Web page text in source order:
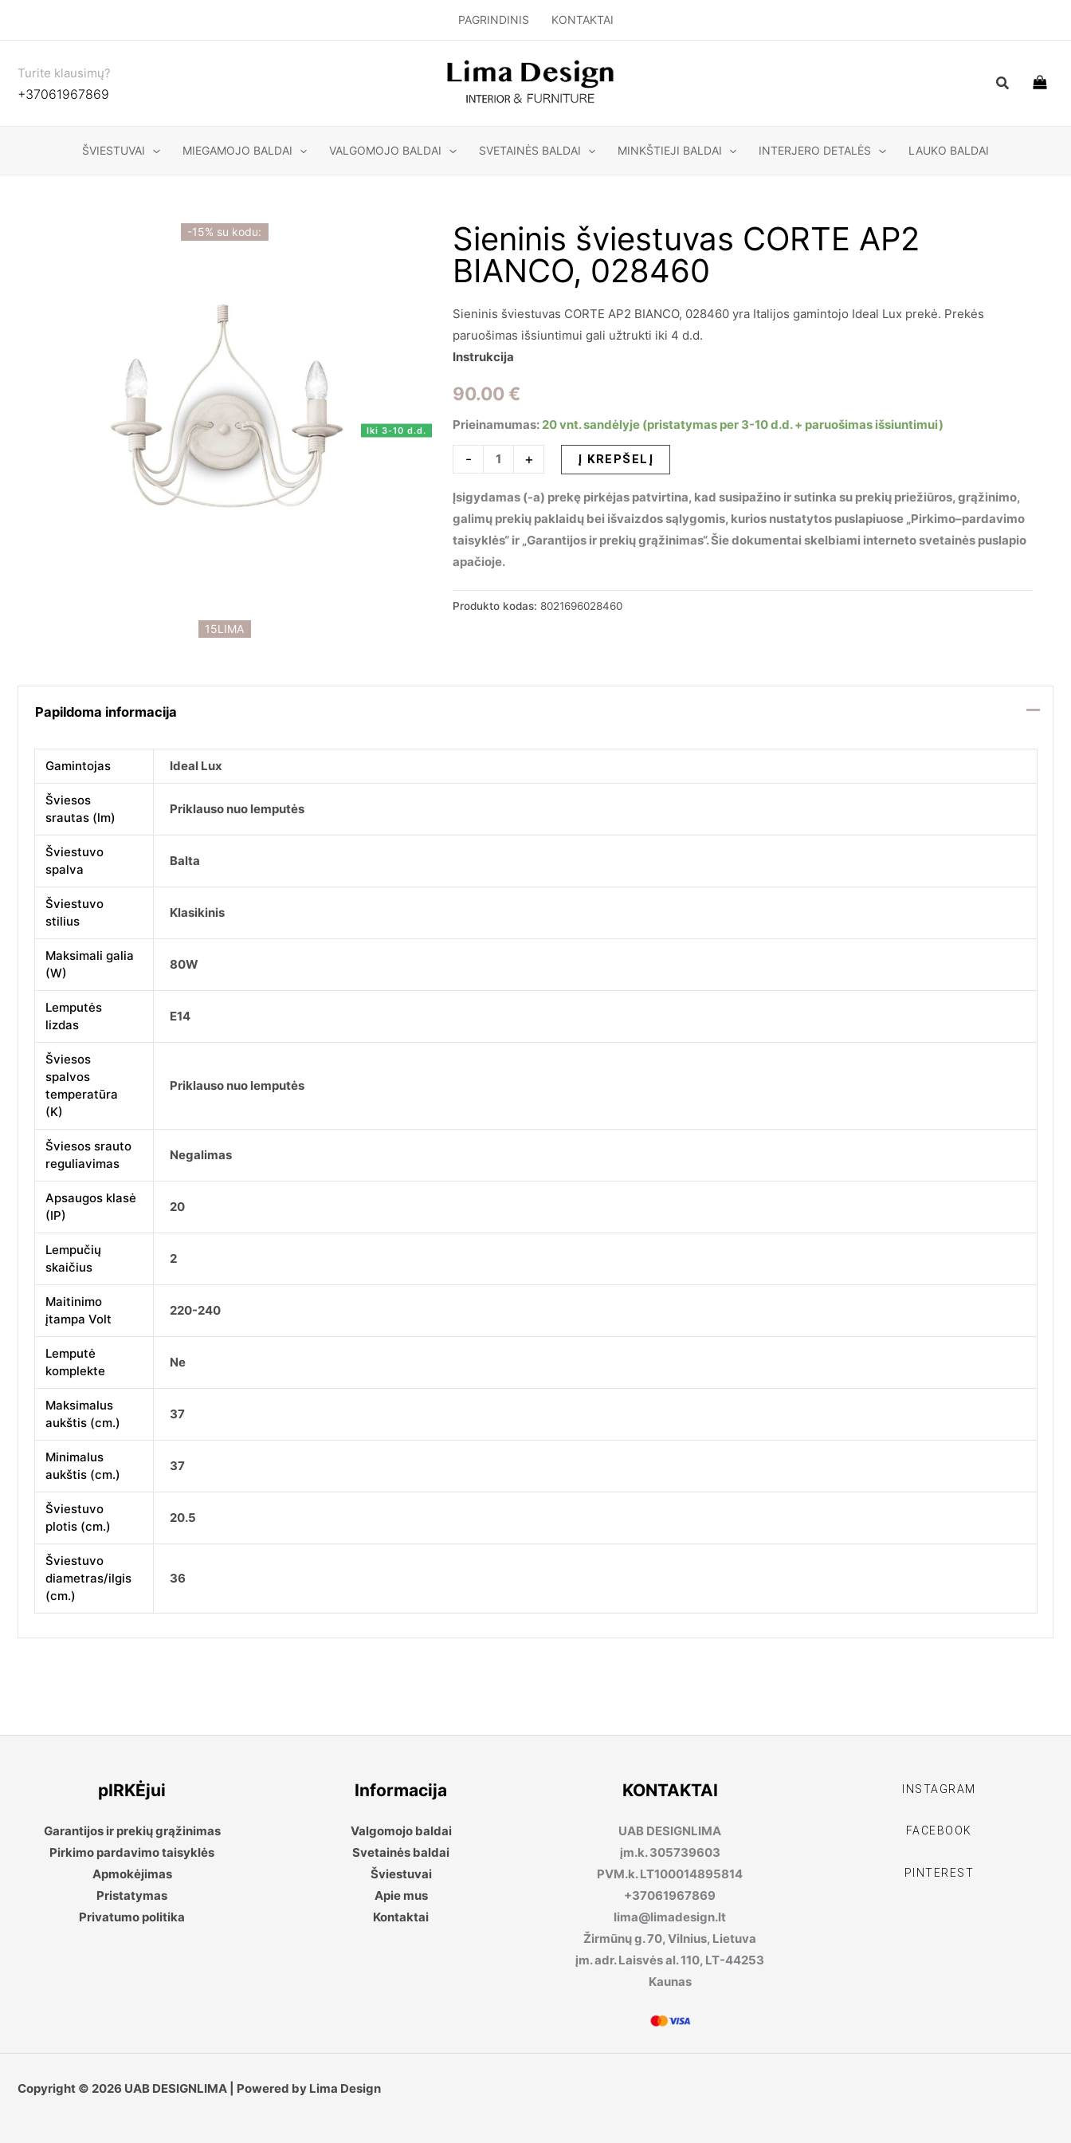
PAGRINDINIS KONTAKTAI
Turite klausimų?
+37061967869
Paieška
ŠVIESTUVAI MIEGAMOJO BALDAI VALGOMOJO BALDAI SVETAINĖS BALDAI MINKŠTIEJI BALDAI INTERJERO DETALĖS LAUKO BALDAI
15LIMA
-15% su kodu:
Iki 3-10 d.d.
Sieninis šviestuvas CORTE AP2
BIANCO, 028460
Sieninis šviestuvas CORTE AP2 BIANCO, 028460 yra Italijos gamintojo Ideal Lux prekė. Prekės
paruošimas išsiuntimui gali užtrukti iki 4 d.d.
Instrukcija
90.00 €
Prieinamumas: 20 vnt. sandėlyje (pristatymas per 3-10 d.d. + paruošimas išsiuntimui)
-
produkto
kiekis:
Sieninis
šviestuvas
CORTE
AP2
028460
+ Į KREPŠELĮ
Įsigydamas (-a) prekę pirkėjas patvirtina, kad susipažino ir sutinka su prekių priežiūros, grąžinimo,
galimų prekių paklaidų bei išvaizdos sąlygomis, kurios nustatytos puslapiuose „Pirkimo–pardavimo
taisyklės“ ir „Garantijos ir prekių grąžinimas“. Šie dokumentai skelbiami interneto svetainės puslapio
apačioje.
Produkto kodas: 8021696028460
Papildoma informacija
Gamintojas Ideal Lux
Šviesos
srautas (lm)
Priklauso nuo lemputės
Šviestuvo
spalva
Balta
Šviestuvo
stilius
Klasikinis
Maksimali galia
(W)
80W
Lemputės
lizdas
E14
Šviesos
spalvos
temperatūra
(K)
Priklauso nuo lemputės
Šviesos srauto
reguliavimas
Negalimas
Apsaugos klasė
(IP)
20
Lempučių
skaičius
2
Maitinimo
įtampa Volt
220-240
Lemputė
komplekte
Ne
Maksimalus
aukštis (cm.)
37
Minimalus
aukštis (cm.)
37
Šviestuvo
plotis (cm.)
20.5
Šviestuvo
diametras/ilgis
(cm.)
36
pIRKĖjui
Garantijos ir prekių grąžinimas
Pirkimo pardavimo taisyklės
Apmokėjimas
Pristatymas
Privatumo politika
Informacija
Valgomojo baldai
Svetainės baldai
Šviestuvai
Apie mus
Kontaktai
KONTAKTAI
UAB DESIGNLIMA
įm.k. 305739603
PVM.k. LT100014895814
+37061967869
lima@limadesign.lt
Žirmūnų g. 70, Vilnius, Lietuva
įm. adr. Laisvės al. 110, LT-44253
Kaunas
INSTAGRAM
FACEBOOK
PINTEREST
Copyright © 2026 UAB DESIGNLIMA | Powered by Lima Design